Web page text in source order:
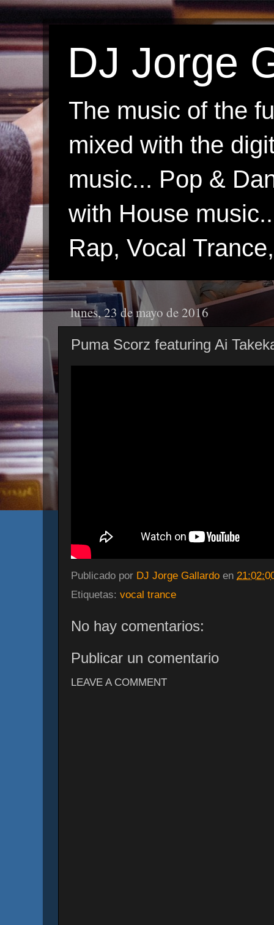
DJ Jorge
The music of the
mixed with the
music... Pop &
with House
Rap, Vocal
lunes, 23 de mayo de 2016
Puma Scorz featuring Ai
Publicado por DJ Jorge Gallardo en
Etiquetas: vocal trance
No hay comentarios:
Publicar un comentario
LEAVE A COMMENT